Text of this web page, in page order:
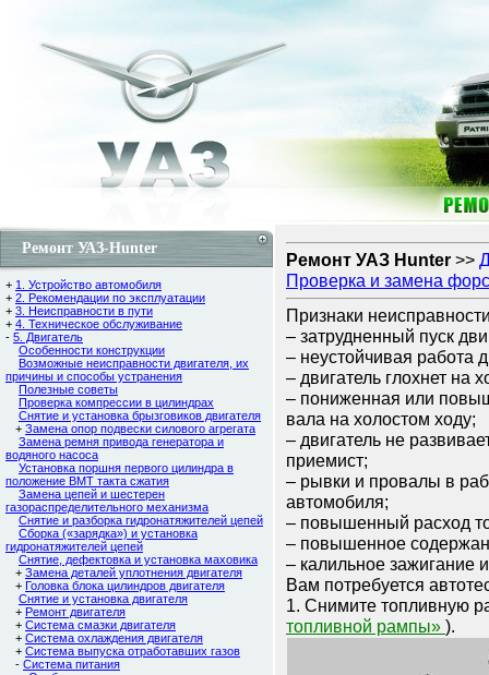
Ремонт УАЗ-Hunter
+ 1. Устройство автомобиля
+ 2. Рекомендации по эксплуатации
+ 3. Неисправности в пути
+ 4. Техническое обслуживание
- 5. Двигатель
Особенности конструкции
Возможные неисправности двигателя, их
причины и способы устранения
Полезные советы
Проверка компрессии в цилиндрах
Снятие и установка брызговиков двигателя
+ Замена опор подвески силового агрегата
Замена ремня привода генератора и
водяного насоса
Установка поршня первого цилиндра в
положение ВМТ такта сжатия
Замена цепей и шестерен
газораспределительного механизма
Снятие и разборка гидронатяжителей цепей
Сборка («зарядка») и установка
гидронатяжителей цепей
Снятие, дефектовка и установка маховика
+ Замена деталей уплотнения двигателя
+ Головка блока цилиндров двигателя
Снятие и установка двигателя
+ Ремонт двигателя
+ Cистема смазки двигателя
+ Система охлаждения двигателя
+ Система выпуска отработавших газов
- Система питания
Ремонт УАЗ Hunter >>
Проверка и замена
Признаки
– затрудненный пуск
– неустойчивая работа
– двигатель глохнет на
– пониженная или
вала на холостом ходу;
– двигатель не
приемист;
– рывки и провалы в
автомобиля;
– повышенный расход
– повышенное
– калильное зажигание
Вам потребуется
1. Снимите топливную
топливной рампы» ).